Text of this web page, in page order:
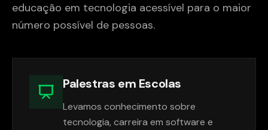
educação em tecnologia acessível para o maior
número possível de pessoas.
Palestras em Escolas
Levamos conhecimento sobre
tecnologia, carreira em software e